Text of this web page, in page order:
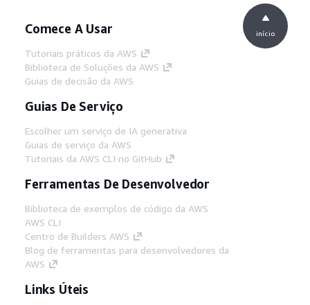
Comece A Usar
Tutoriais práticos da AWS
Biblioteca de Soluções da AWS
Guias de decisão da AWS
Guias De Serviço
Escolher um serviço de IA generativa
Guias de serviço da AWS
Tutoriais da AWS CLI no GitHub
Ferramentas De Desenvolvedor
Biblioteca de exemplos de código da AWS
AWS CLI
Centro de Builders AWS
Blog de ferramentas para desenvolvedores da
AWS
Links Úteis
início